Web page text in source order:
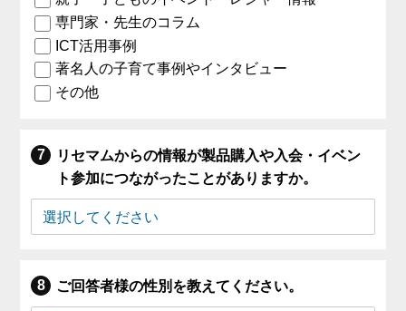
専門家・先生のコラム
ICT活用事例
著名人の子育て事例やインタビュー
その他
リセマムからの情報が製品購入や入会・イベン
ト参加につながったことがありますか。
ご回答者様の性別を教えてください。